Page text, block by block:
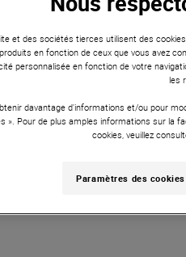
et des sociétés tierces utilisent des
en fonction de ceux que vous avez
personnalisée en fonction de votre
les
davantage d'informations et/ou pour
». Pour de plus amples informations sur la
cookies, veuillez
Paramètres des cookies